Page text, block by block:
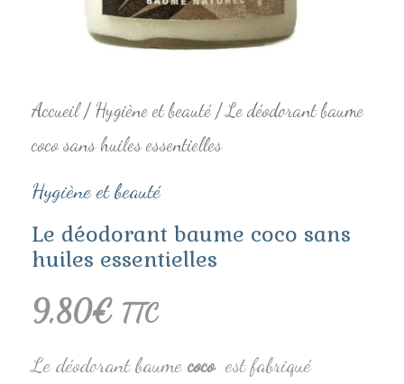
Accueil/ Hygiène et beauté/ Le déodorant baume
coco sans huiles essentielles
Hygiène et beauté
Le déodorant baume coco sans
huiles essentielles
9,80€ TTC
Le déodorant baumecocoest fabriqué
essentielles